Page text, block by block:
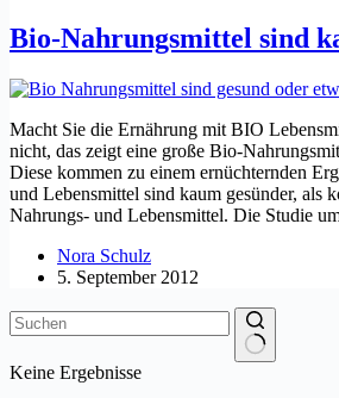
Bio-Nahrungsmittel sind
Macht Sie die Ernährung mit BIO
nicht, das zeigt eine große Bio-
Diese kommen zu einem ernüchternden
und Lebensmittel sind kaum gesünder, als
Nahrungs- und Lebensmittel. Die Studie
Nora Schulz
5. September 2012
Keine Ergebnisse